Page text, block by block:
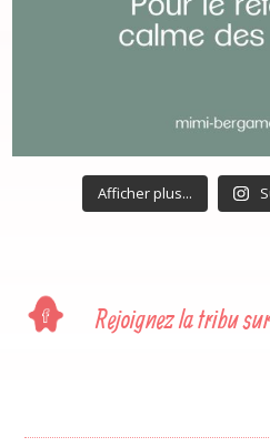
Afficher plus...
Rejoignez la tribu